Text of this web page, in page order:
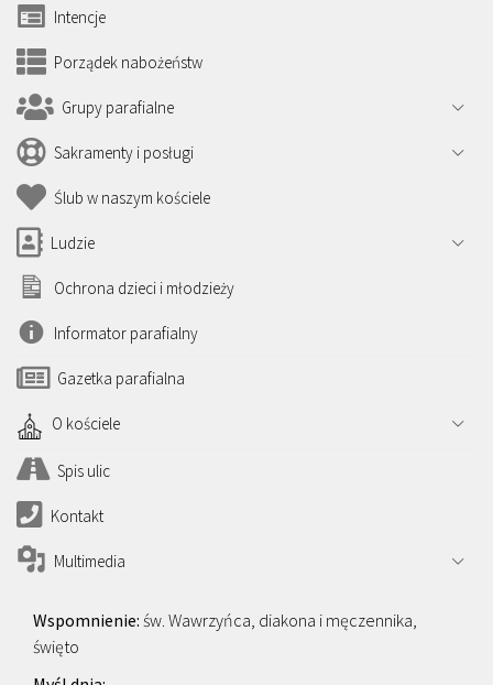
Intencje
Porządek nabożeństw
Grupy parafialne
Sakramenty i posługi
Ślub w naszym kościele
Ludzie
Ochrona dzieci i młodzieży
Informator parafialny
Gazetka parafialna
O kościele
Spis ulic
Kontakt
Multimedia
św. Wawrzyńca, diakona i męczennika,
święto